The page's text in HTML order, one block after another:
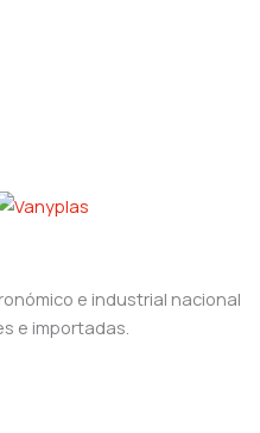
e industrial nacional
e importadas.